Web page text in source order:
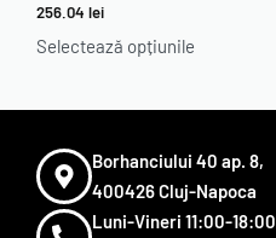
256.04 lei
Selectează opțiunile
Borhanciului 40 ap. 8,
400426 Cluj-Napoca
Luni-Vineri 11:00-18:00